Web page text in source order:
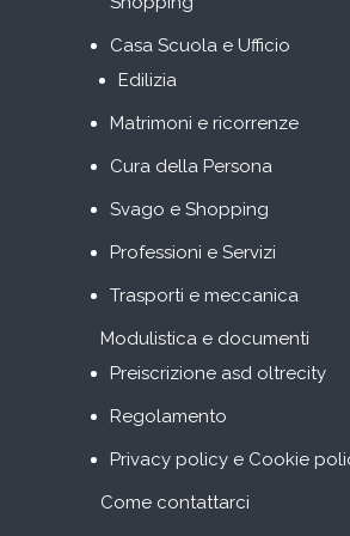
Casa Scuola e Ufficio
Edilizia
Matrimoni e ricorrenze
Cura della Persona
Svago e Shopping
Professioni e Servizi
Trasporti e meccanica
Modulistica e documenti
Preiscrizione asd oltrecity
Regolamento
Privacy policy e Cookie
Come contattarci